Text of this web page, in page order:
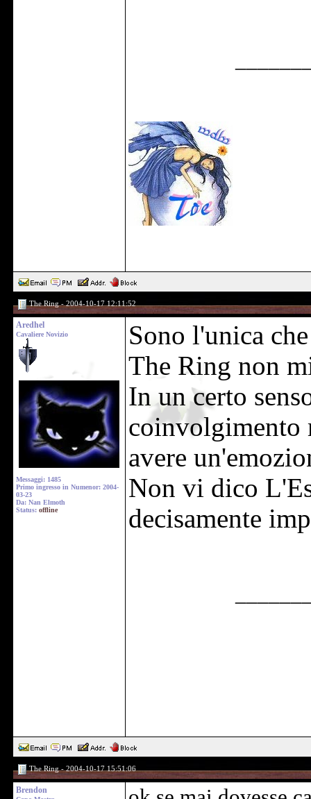
The Ring - 2004-10-17 12:11:52
Aredhel
Cavaliere Novizio
Messaggi: 1485
Primo ingresso in Numenor: 2004-
03-23
Da: Nan Elmoth
Status: offline
Sono l'unica
The Ring non
In un certo
coinvolgimento
avere
Non vi dico
decisamente
The Ring - 2004-10-17 15:51:06
Brendon